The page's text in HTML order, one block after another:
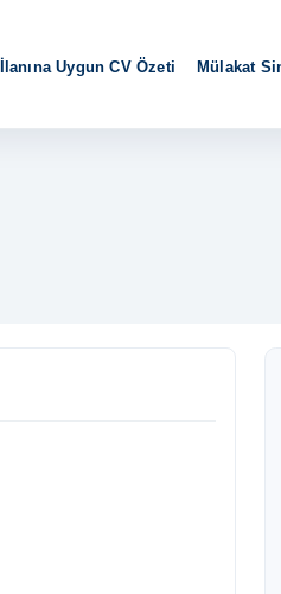
Uygun CV Özeti Mülakat